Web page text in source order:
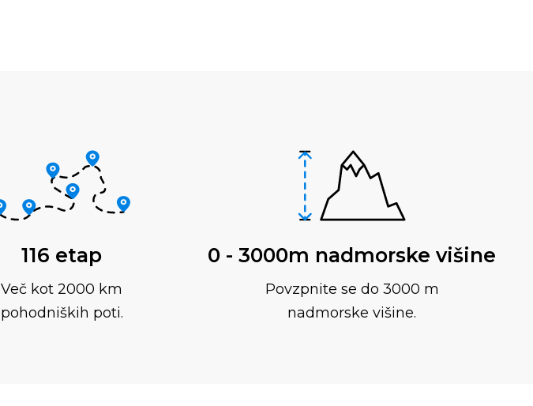
116 etap
Več kot 2000 km
pohodniških poti.
0 - 3000m nadmorske višine
Povzpnite se do 3000 m
nadmorske višine.